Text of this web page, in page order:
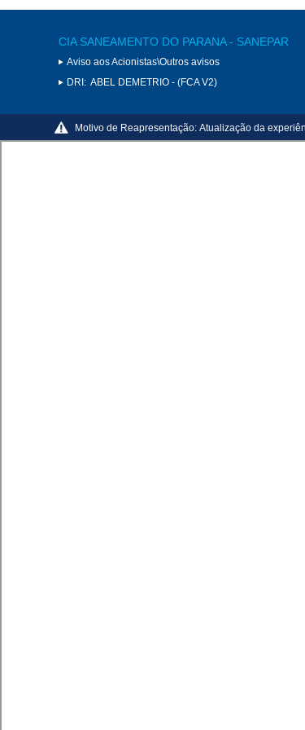
CIA SANEAMENTO DO PARANA - SANEPAR
Aviso aos Acionistas\Outros avisos
DRI: ABEL DEMETRIO - (FCA V2)
Motivo de Reapresentação: Atualização da